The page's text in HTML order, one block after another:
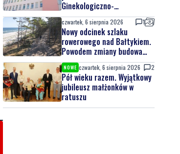
Ginekologiczno-
Położniczego
czwartek, 6 sierpnia 2026 1
Nowy odcinek szlaku
rowerowego nad Bałtykiem.
Powodem zmiany budowa
elektrowni jądrowej
NOWE czwartek, 6 sierpnia 2026 2
Pół wieku razem. Wyjątkowy
jubileusz małżonków w
ratuszu